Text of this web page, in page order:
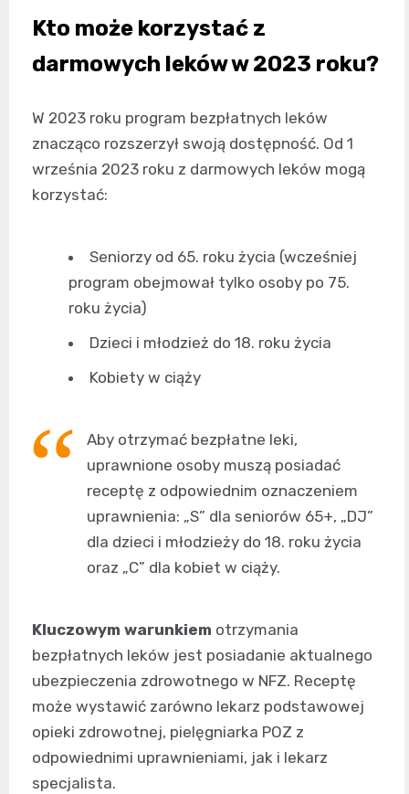
Kto może korzystać z
darmowych leków w 2023 roku?
W 2023 roku program bezpłatnych leków
znacząco rozszerzył swoją dostępność. Od 1
września 2023 roku z darmowych leków mogą
korzystać:
Seniorzy od 65. roku życia (wcześniej
program obejmował tylko osoby po 75.
roku życia)
Dzieci i młodzież do 18. roku życia
Kobiety w ciąży
Aby otrzymać bezpłatne leki,
uprawnione osoby muszą posiadać
receptę z odpowiednim oznaczeniem
uprawnienia: „S” dla seniorów 65+, „DJ”
dla dzieci i młodzieży do 18. roku życia
oraz „C” dla kobiet w ciąży.
Kluczowym warunkiem otrzymania
bezpłatnych leków jest posiadanie aktualnego
ubezpieczenia zdrowotnego w NFZ. Receptę
może wystawić zarówno lekarz podstawowej
opieki zdrowotnej, pielęgniarka POZ z
odpowiednimi uprawnieniami, jak i lekarz
specjalista.